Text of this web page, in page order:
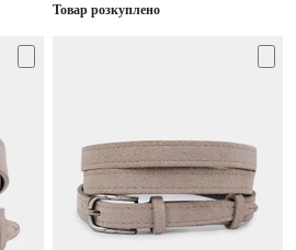
Товар розкуплено